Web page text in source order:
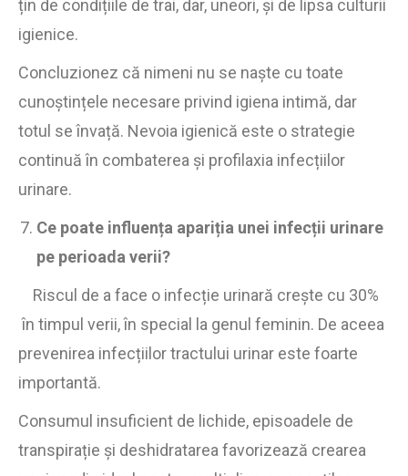
țin de condițiile de trai, dar, uneori, și de lipsa culturii
igienice.
Concluzionez că nimeni nu se naște cu toate
cunoștințele necesare privind igiena intimă, dar
totul se învață. Nevoia igienică este o strategie
continuă în combaterea și profilaxia infecțiilor
urinare.
Ce poate influența apariția unei infecții urinare
pe perioada verii?
Riscul de a face o infecție urinară crește cu 30%
în timpul verii, în special la genul feminin. De aceea
prevenirea infecțiilor tractului urinar este foarte
importantă.
Consumul insuficient de lichide, episoadele de
transpirație și deshidratarea favorizează crearea